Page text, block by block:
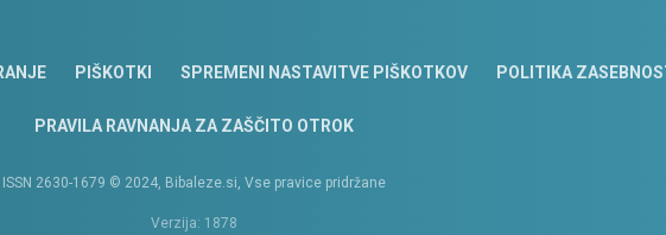
PIŠKOTKI SPREMENI NASTAVITVE PIŠKOTKOV POLITIKA
PRAVILA RAVNANJA ZA ZAŠČITO OTROK
ISSN 2630-1679 © 2024, Bibaleze.si, Vse pravice pridržane
Verzija: 1878